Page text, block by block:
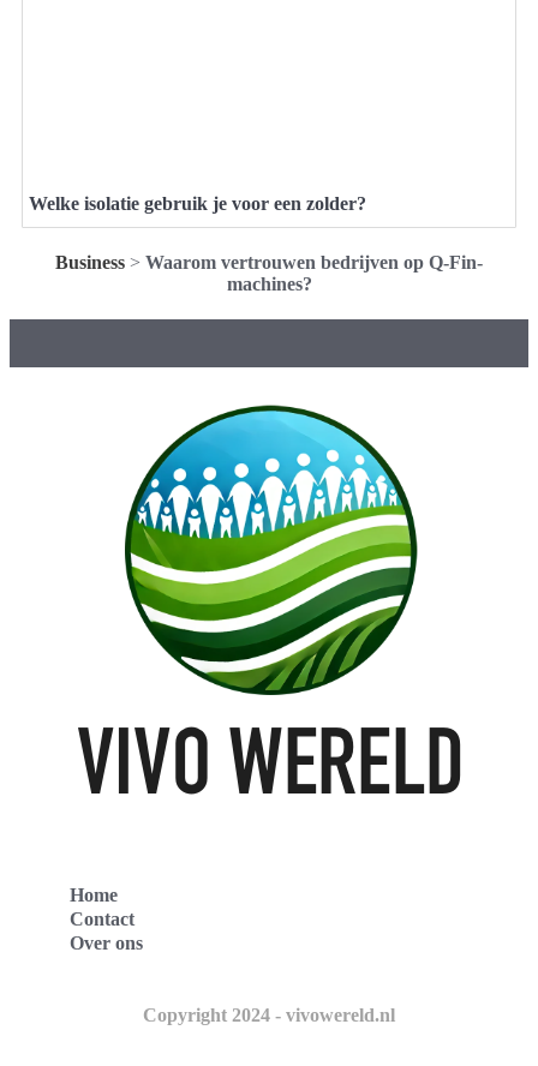
Welke isolatie gebruik je voor een zolder?
Business > Waarom vertrouwen bedrijven op Q-Fin-
machines?
Home
Contact
Over ons
Copyright 2024 - vivowereld.nl